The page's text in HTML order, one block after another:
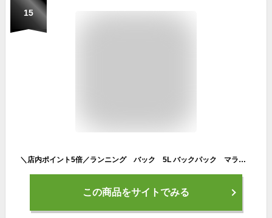
15
＼店内ポイント5倍／ランニング バック 5L バックパック マラソン ランニング ベスト リュック メンズ レディース 軽量タイプ リフレクター 防水 速乾 通気性 防臭
この商品をサイトでみる